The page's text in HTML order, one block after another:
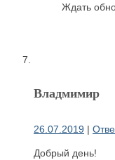
Ждать
Владмимир
26.07.2019 |
Добрый день!